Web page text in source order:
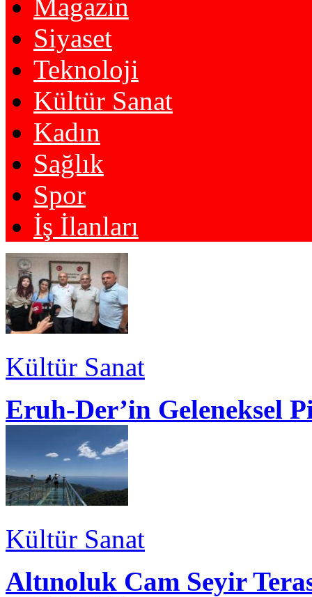
Magazin
Siyaset
Teknoloji
Kültür Sanat
Kadın
Sağlık
Spor
İş İlanları
Kültür Sanat
Eruh-Der’in Geleneksel
Kültür Sanat
Altınoluk Cam Seyir